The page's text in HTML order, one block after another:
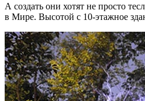
А создать они хотят не просто
в Мире. Высотой с 10-этажное